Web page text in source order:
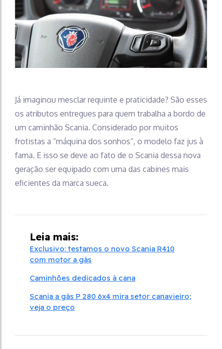
Já imaginou mesclar requinte e praticidade? São esses
os atributos entregues para quem trabalha a bordo de
um caminhão Scania. Considerado por muitos
frotistas a “máquina dos sonhos”, o modelo faz jus à
fama. E isso se deve ao fato de o Scania dessa nova
geração ser equipado com uma das cabines mais
eficientes da marca sueca.
Leia mais:
Exclusivo: testamos o novo Scania R410
com motor a gás
Caminhões dedicados à cana
Scania a gás P 280 6x4 mira setor canavieiro;
veja o preço